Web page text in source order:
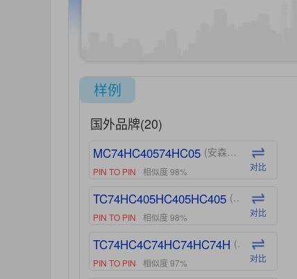
样例
国外品牌(20)
MC74HC40574HC05 (安森美-ON)
PIN TO PIN 相似度 98% 对比
TC74HC405HC405HC405 (东芝-Toshiba)
PIN TO PIN 相似度 98% 对比
TC74HC4C74HC74HC74H (东芝-Toshiba)
PIN TO PIN 相似度 97% 对比